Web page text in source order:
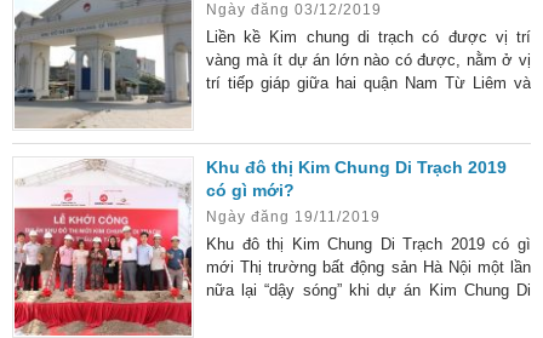
Ngày đăng 03/12/2019
Liền kề Kim chung di trạch có được vị trí
vàng mà ít dự án lớn nào có được, nằm ở vị
trí tiếp giáp giữa hai quận Nam Từ Liêm và
những dự án có vị trí đất vàng thu hút được
nhiều sự quan tâm từ những nhà đầu tư cũng
như thị trường bất động sản. Vị trí
Khu đô thị Kim Chung Di Trạch 2019
có gì mới?
Ngày đăng 19/11/2019
Khu đô thị Kim Chung Di Trạch 2019 có gì
mới Thị trường bất động sản Hà Nội một lần
nữa lại “dậy sóng” khi dự án Kim Chung Di